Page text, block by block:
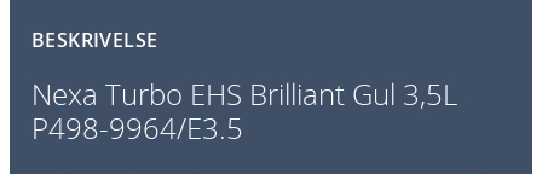
BESKRIVELSE
Nexa Turbo EHS Brilliant Gul 3,5L
P498-9964/E3.5